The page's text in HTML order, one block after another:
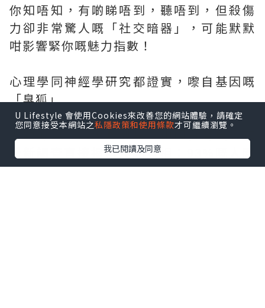
你知唔知，有啲睇唔到，聽唔到，但殺傷
力卻非常驚人嘅「社交暗器」，可能默默
咁影響緊你嘅魅力指數！
心理學同神經學研究都證實，嚟自基因嘅
「臭狐」
問題喺第一印象嘅剋星。中國台灣更公布
最新調查直接揭露殘酷真相：93%嘅人聞
到「臭狐」會立刻產生負面想法；78%會
U Lifestyle 會使用Cookies來改善您的網站體驗，請確定
您同意接受本網站之私隱政策和使用條款才可繼續瀏覽。
我已閱讀及同意